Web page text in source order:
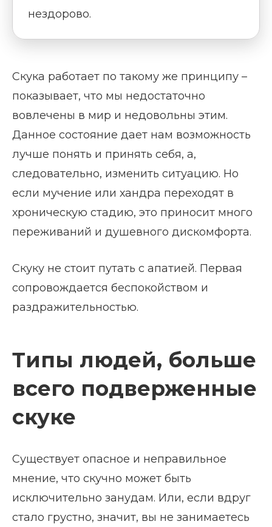
нездорово.
Скука работает по такому же принципу –
показывает, что мы недостаточно
вовлечены в мир и недовольны этим.
Данное состояние дает нам возможность
лучше понять и принять себя, а,
следовательно, изменить ситуацию. Но
если мучение или хандра переходят в
хроническую стадию, это приносит много
переживаний и душевного дискомфорта.
Скуку не стоит путать с апатией. Первая
сопровождается беспокойством и
раздражительностью.
Типы людей, больше
всего подверженные
скуке
Существует опасное и неправильное
мнение, что скучно может быть
исключительно занудам. Или, если вдруг
стало грустно, значит, вы не занимаетесь